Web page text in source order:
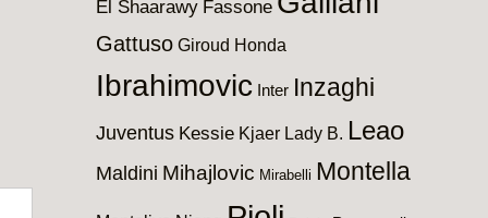
El Shaarawy Fassone
Gattuso Giroud Honda
Ibrahimovic Inter Inzaghi
Juventus Kessie Kjaer Lady B. Leao
Maldini Mihajlovic Mirabelli Montella